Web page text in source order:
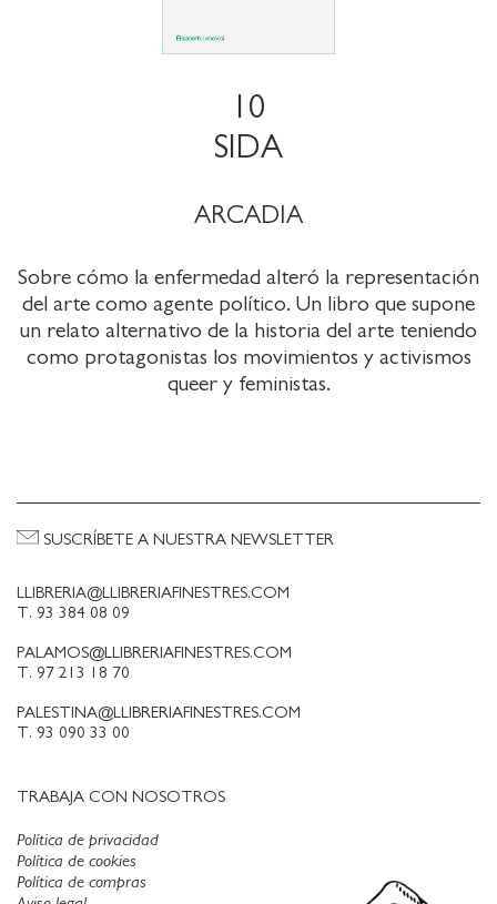
10
SIDA
ARCADIA
Sobre cómo la enfermedad alteró la representación
del arte como agente político. Un libro que supone
un relato alternativo de la historia del arte teniendo
como protagonistas los movimientos y activismos
queer y feministas.
LLIBRERIA@LLIBRERIAFINESTRES.COM
T. 93 384 08 09
PALAMOS@LLIBRERIAFINESTRES.COM
T. 97 213 18 70
PALESTINA@LLIBRERIAFINESTRES.COM
T. 93 090 33 00
TRABAJA CON NOSOTROS
SUSCRÍBETE A NUESTRA NEWSLETTER
Política de privacidad
Política de cookies
Política de compras